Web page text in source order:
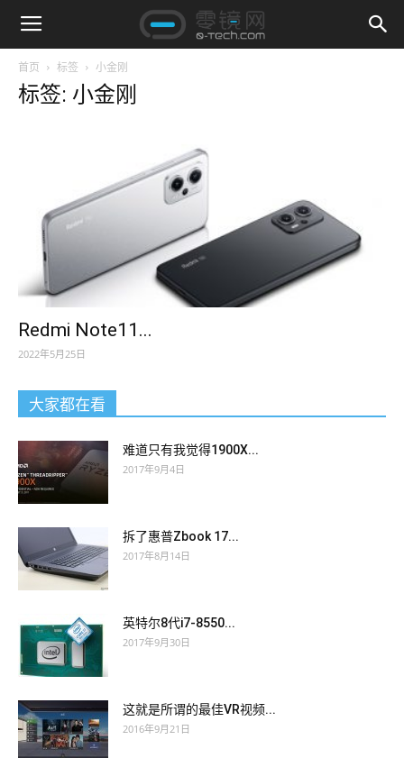
首页 标签 小金刚
标签: 小金刚
Redmi Note11...
2022年5月25日
大家都在看
难道只有我觉得1900X...
2017年9月4日
拆了惠普Zbook 17...
2017年8月14日
英特尔8代i7-8550...
2017年9月30日
这就是所谓的最佳VR视频...
2016年9月21日